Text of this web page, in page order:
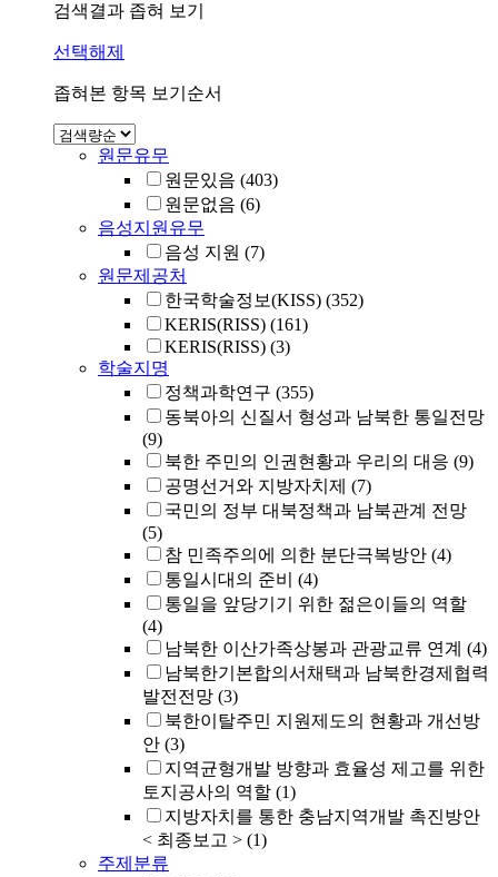
검색결과 좁혀 보기
선택해제
좁혀본 항목 보기순서
원문유무
원문있음 (403)
원문없음 (6)
음성지원유무
음성 지원 (7)
원문제공처
한국학술정보(KISS) (352)
KERIS(RISS) (161)
KERIS(RISS) (3)
학술지명
정책과학연구 (355)
동북아의 신질서 형성과 남북한 통일전망
(9)
북한 주민의 인권현황과 우리의 대응 (9)
공명선거와 지방자치제 (7)
국민의 정부 대북정책과 남북관계 전망
(5)
참 민족주의에 의한 분단극복방안 (4)
통일시대의 준비
(4)
통일을 앞당기기 위한 젊은이들의 역할
(4)
남북한 이산가족상봉과 관광교류 연계 (4)
남북한기본합의서채택과 남북한경제협력
발전전망 (3)
북한이탈주민 지원제도의 현황과 개선방
안 (3)
지역균형개발 방향과 효율성 제고를 위한
토지공사의 역할 (1)
지방자치를 통한 충남지역개발 촉진방안
< 최종보고 > (1)
주제분류